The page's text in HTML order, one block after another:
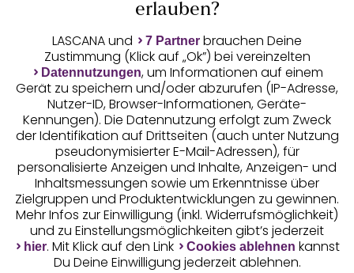
Unsere Apps
Gratis Versand ab50 €
Kostenlose Retoure
erlauben?
LASCANA und 7 Partner brauchen Deine
Zustimmung (Klick auf „Ok”) bei vereinzelten
Datennutzungen, um Informationen auf einem
Gerät zu speichern und/oder abzurufen (IP-Adresse,
Nutzer-ID, Browser-Informationen, Geräte-
Kennungen). Die Datennutzung erfolgt zum Zweck
der Identifikation auf Drittseiten (auch unter Nutzung
pseudonymisierter E-Mail-Adressen), für
personalisierte Anzeigen und Inhalte, Anzeigen- und
Inhaltsmessungen sowie um Erkenntnisse über
Zielgruppen und Produktentwicklungen zu gewinnen.
Mehr Infos zur Einwilligung (inkl. Widerrufsmöglichkeit)
und zu Einstellungsmöglichkeiten gibt’s jederzeit
hier. Mit Klick auf den Link Cookies ablehnen kannst
Du Deine Einwilligung jederzeit ablehnen.